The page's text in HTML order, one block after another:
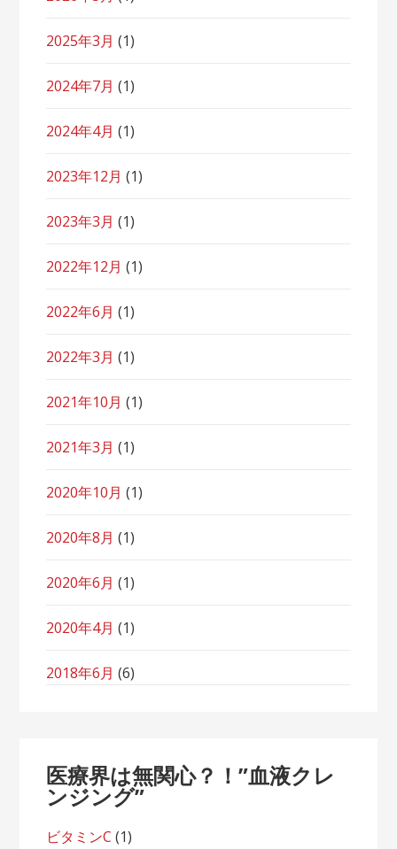
2025年3月 (1)
2024年7月 (1)
2024年4月 (1)
2023年12月 (1)
2023年3月 (1)
2022年12月 (1)
2022年6月 (1)
2022年3月 (1)
2021年10月 (1)
2021年3月 (1)
2020年10月 (1)
2020年8月 (1)
2020年6月 (1)
2020年4月 (1)
2018年6月 (6)
医療界は無関心？！”血液クレ
ンジング”
ビタミンC (1)